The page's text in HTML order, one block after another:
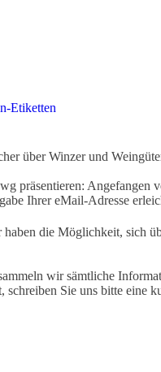
Etiketten
über Winzer und
präsentieren:
Ihrer eMail-Adresse
die Möglichkeit, sich
wir sämtliche
Sie uns bitte eine